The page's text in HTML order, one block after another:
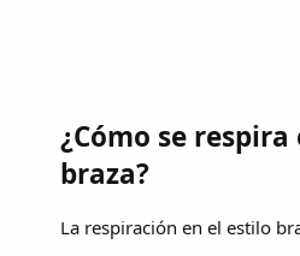
¿Cómo se
braza?
La respiración en el estilo